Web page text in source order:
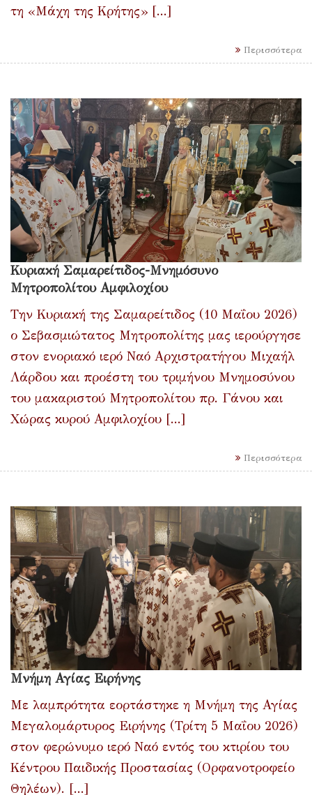
τη «Μάχη της Κρήτης» [...]
Περισσότερα
Κυριακή Σαμαρείτιδος-Μνημόσυνο
Μητροπολίτου Αμφιλοχίου
Την Κυριακή της Σαμαρείτιδος (10 Μαΐου 2026)
ο Σεβασμιώτατος Μητροπολίτης μας ιερούργησε
στον ενοριακό ιερό Ναό Αρχιστρατήγου Μιχαήλ
Λάρδου και προέστη του τριμήνου Μνημοσύνου
του μακαριστού Μητροπολίτου πρ. Γάνου και
Χώρας κυρού Αμφιλοχίου [...]
Περισσότερα
Μνήμη Αγίας Ειρήνης
Με λαμπρότητα εορτάστηκε η Μνήμη της Αγίας
Μεγαλομάρτυρος Ειρήνης (Τρίτη 5 Μαΐου 2026)
στον φερώνυμο ιερό Ναό εντός του κτιρίου του
Κέντρου Παιδικής Προστασίας (Ορφανοτροφείο
Θηλέων). [...]